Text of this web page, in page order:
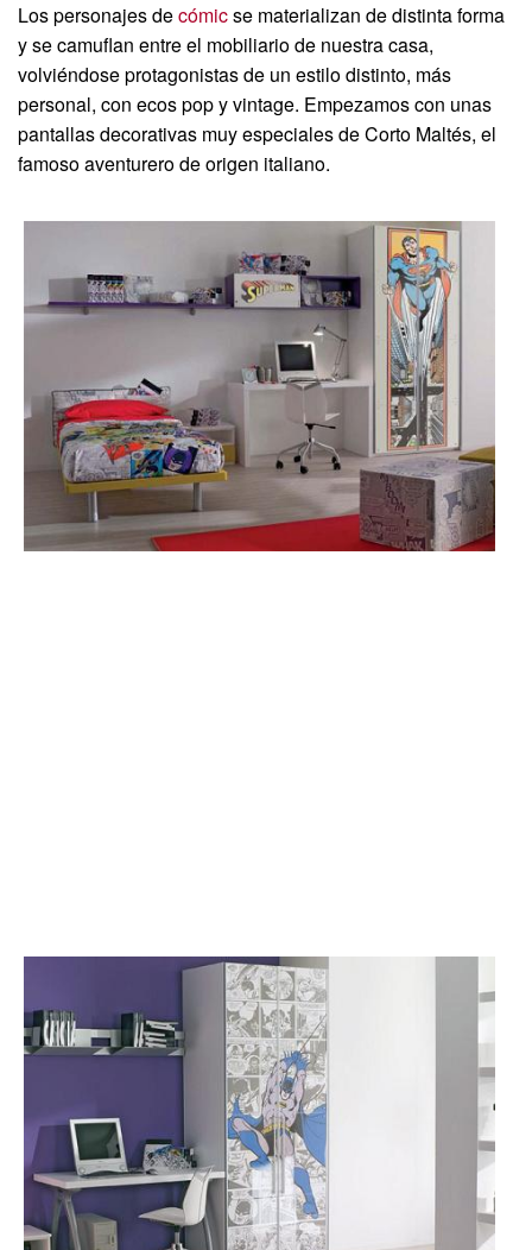
Los personajes decómicse materializan de distinta forma
y se camuflan entre el mobiliario de nuestra casa,
volviéndose protagonistas de un estilo distinto, más
personal, con ecos pop y vintage. Empezamos con unas
pantallas decorativas muy especiales de Corto Maltés, el
famoso aventurero de origen italiano.